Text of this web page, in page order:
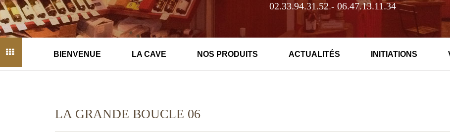
02.33.94.31.52 - 06.47.13.11.34
BIENVENUE LA CAVE NOS PRODUITS ACTUALITÉS INITIATIONS
LA GRANDE BOUCLE 06